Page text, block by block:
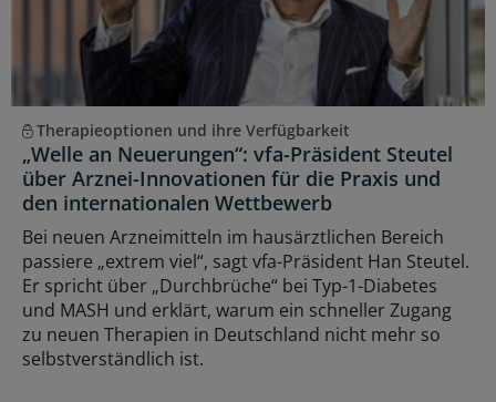
Therapieoptionen und ihre Verfügbarkeit
„Welle an Neuerungen“: vfa-Präsident Steutel
über Arznei-Innovationen für die Praxis und
den internationalen Wettbewerb
Bei neuen Arzneimitteln im hausärztlichen Bereich
passiere „extrem viel“, sagt vfa-Präsident Han Steutel.
Er spricht über „Durchbrüche“ bei Typ-1-Diabetes
und MASH und erklärt, warum ein schneller Zugang
zu neuen Therapien in Deutschland nicht mehr so
selbstverständlich ist.